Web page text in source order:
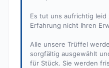
Es tut uns aufrichtig leid
Erfahrung nicht Ihren
Alle unsere Trüffel
sorgfältig ausgewählt
für Stück. Sie werden